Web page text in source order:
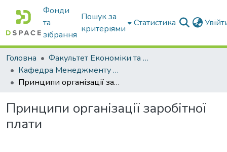
Фонди
та
зібрання
Пошук за
критеріями
Статистика
Головна
Факультет Економіки та бізнесу
Кафедра Менеджменту та публічного адміністрування
Принципи організації заробітної плати
Принципи організації заробітної
плати